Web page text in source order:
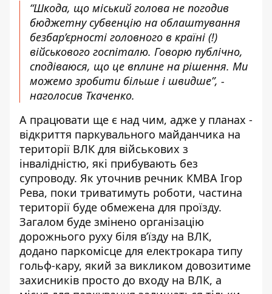
“Шкода, що міський голова не погодив
бюджетну субвенцію на облаштування
безбар’єрності головного в країні (!)
військового госпіталю. Говорю публічно,
сподіваюся, що це вплине на рішення. Ми
можемо зробити більше і швидше”, -
наголосив Ткаченко.
А працювати ще є над чим, адже у планах -
відкриття паркувального майданчика на
території ВЛК для військових з
інвалідністю, які прибувають без
супроводу. Як уточнив речник КМВА Ігор
Рева, поки триватимуть роботи, частина
території буде обмежена для проїзду.
Загалом буде змінено організацію
дорожнього руху біля вʼїзду на ВЛК,
додано паркомісце для електрокара типу
гольф-кару, який за викликом довозитиме
захисників просто до входу на ВЛК, а